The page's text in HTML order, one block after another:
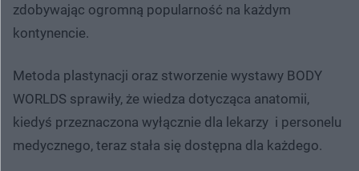
zdobywając ogromną popularność na każdym
kontynencie.
Metoda plastynacji oraz stworzenie wystawy BODY
WORLDS sprawiły, że wiedza dotycząca anatomii,
kiedyś przeznaczona wyłącznie dla lekarzy i personelu
medycznego, teraz stała się dostępna dla każdego.